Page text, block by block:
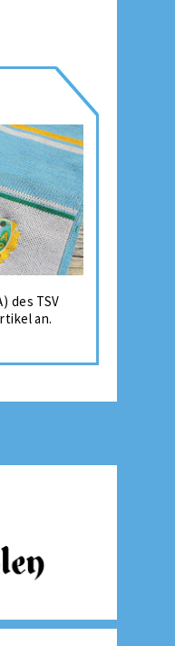
des TSV
an.